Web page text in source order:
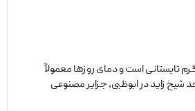
تابستانی است و دمای روزها معمولاً
شیخ زاید در ابوظبی، جزایر مصنوعی